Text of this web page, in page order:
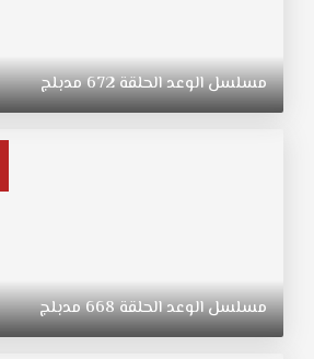
مسلسلالوعدالحلقة672مدبلج
مسلسلالوعدالحلقة668مدبلج